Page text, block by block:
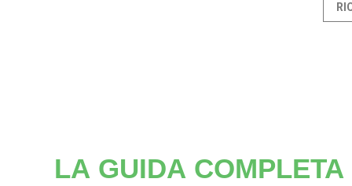
LA GUIDA